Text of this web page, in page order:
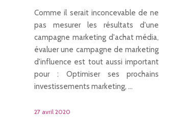
Comme il serait inconcevable de ne
pas mesurer les résultats d'une
campagne marketing d'achat média,
évaluer une campagne de marketing
d'influence est tout aussi important
pour : Optimiser ses prochains
investissements marketing, …
27 avril 2020